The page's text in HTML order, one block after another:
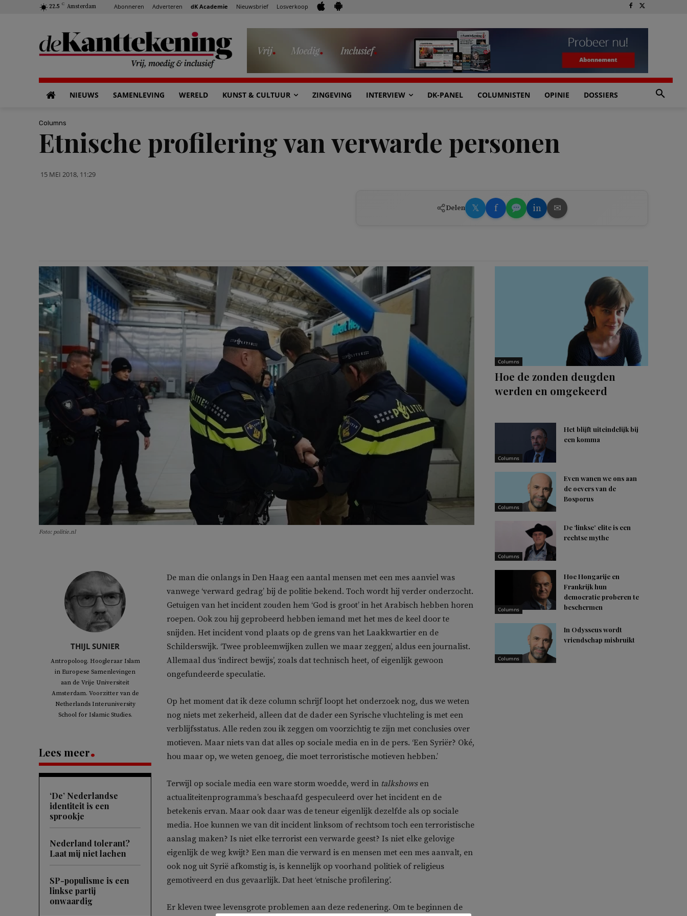
22.5 C Amsterdam Abonneren Adverteren dK Academie Nieuwsbrief Losverkoop
NIEUWS SAMENLEVING WERELD KUNST & CULTUUR ZINGEVING INTERVIEW DK-PANEL COLUMNISTEN OPINIE DOSSIERS
Columns
Etnische profilering van verwarde personen
15 MEI 2018, 11:29
Delen 𝕏 f in ✉
Foto: politie.nl
THIJL SUNIER
Antropoloog. Hoogleraar Islam
in Europese Samenlevingen
aan de Vrije Universiteit
Amsterdam. Voorzitter van de
Netherlands Interuniversity
School for Islamic Studies.
Lees meer
‘De’ Nederlandse
identiteit is een
sprookje
Nederland tolerant?
Laat mij niet lachen
SP-populisme is een
linkse partij
onwaardig
De man die onlangs in Den Haag een aantal mensen met een mes aanviel was
vanwege ‘verward gedrag’ bij de politie bekend. Toch wordt hij verder onderzocht.
Getuigen van het incident zouden hem ‘God is groot’ in het Arabisch hebben horen
roepen. Ook zou hij geprobeerd hebben iemand met het mes de keel door te
snijden. Het incident vond plaats op de grens van het Laakkwartier en de
Schilderswijk. ‘Twee probleemwijken zullen we maar zeggen’, aldus een journalist.
Allemaal dus ‘indirect bewijs’, zoals dat technisch heet, of eigenlijk gewoon
ongefundeerde speculatie.
Op het moment dat ik deze column schrijf loopt het onderzoek nog, dus we weten
nog niets met zekerheid, alleen dat de dader een Syrische vluchteling is met een
verblijfsstatus. Alle reden zou ik zeggen om voorzichtig te zijn met conclusies over
motieven. Maar niets van dat alles op sociale media en in de pers. ‘Een Syriër? Oké,
hou maar op, we weten genoeg, die moet terroristische motieven hebben.’
Terwijl op sociale media een ware storm woedde, werd in talkshowsen
actualiteitenprogramma’s beschaafd gespeculeerd over het incident en de
betekenis ervan. Maar ook daar was de teneur eigenlijk dezelfde als op sociale
media. Hoe kunnen we van dit incident linksom of rechtsom toch een terroristische
aanslag maken? Is niet elke terrorist een verwarde geest? Is niet elke gelovige
eigenlijk de weg kwijt? Een man die verward is en mensen met een mes aanvalt, en
ook nog uit Syrië afkomstig is, is kennelijk op voorhand politiek of religieus
gemotiveerd en dus gevaarlijk. Dat heet ‘etnische profilering’.
Er kleven twee levensgrote problemen aan deze redenering. Om te beginnen de
Columns
Hoe de zonden deugden
werden en omgekeerd
Columns
Het blijft uiteindelijk bij
een komma
Columns
Even wanen we ons aan
de oevers van de
Bosporus
Columns
De ‘linkse’ elite is een
rechtse mythe
Columns
Hoe Hongarije en
Frankrijk hun
democratie proberen te
beschermen
Columns
In Odysseus wordt
vriendschap misbruikt